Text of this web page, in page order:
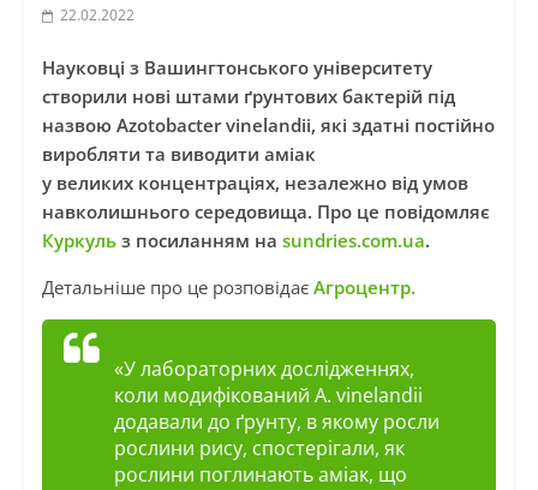
22.02.2022
Науковці з Вашингтонського університету
створили нові штами ґрунтових бактерій під
назвою Azotobacter vinelandii, які здатні постійно
виробляти та виводити аміак
у великих концентраціях, незалежно від умов
навколишнього середовища. Про це повідомляє
Куркульз посиланням на sundries.com.ua.
Детальніше про це розповідає Агроцентр.
«У лабораторних дослідженнях,
коли модифікований A. vinelandii
додавали до ґрунту, в якому росли
рослини рису, спостерігали, як
рослини поглинають аміак, що